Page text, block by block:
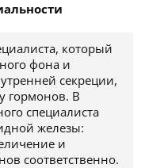
который
фона и
секреции,
гормонов. В
специалиста
железы:
и
соответственно.